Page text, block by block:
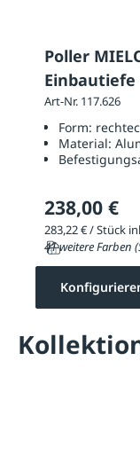
Poller
Einbautiefe
Art-Nr. 117.626
Form:
Material:
238,00 €
283,22 € / Stück
41 weitere Farben